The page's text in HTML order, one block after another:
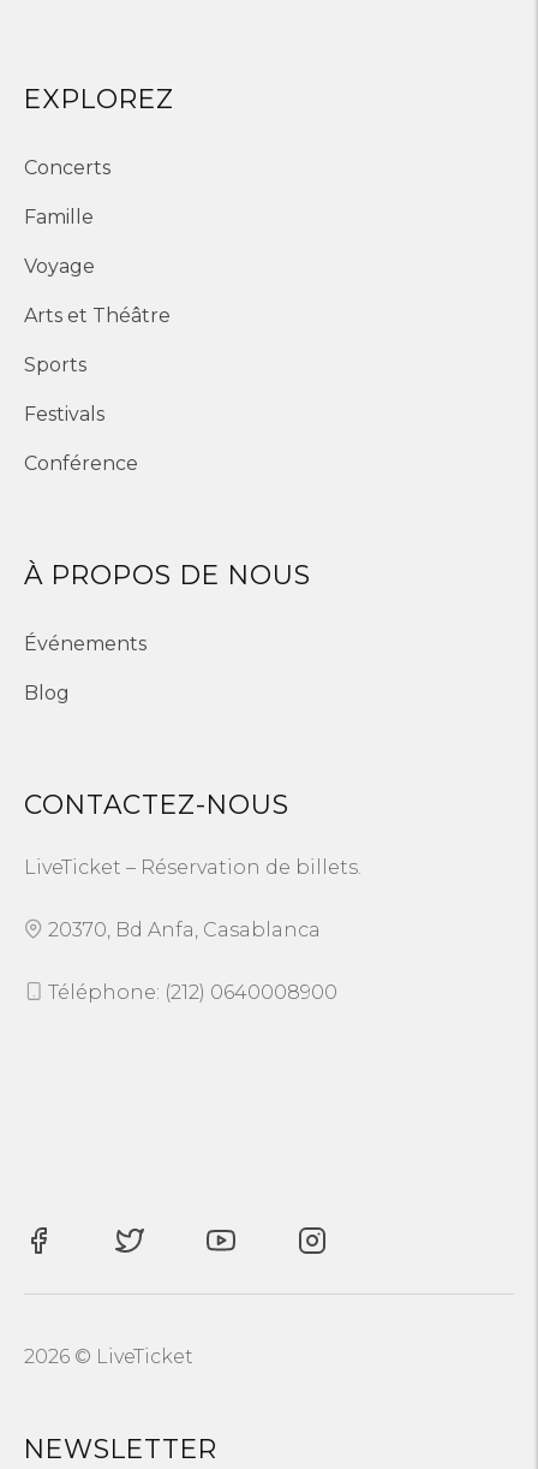
EXPLOREZ
Concerts
Famille
Voyage
Arts et Théâtre
Sports
Festivals
Conférence
À PROPOS DE NOUS
Événements
Blog
CONTACTEZ-NOUS
LiveTicket – Réservation de billets.
20370, Bd Anfa, Casablanca
Téléphone: (212) 0640008900
2026 © LiveTicket
NEWSLETTER